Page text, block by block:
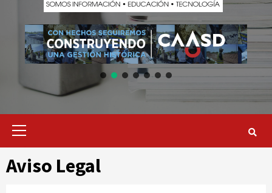
Primary
Aviso Legal